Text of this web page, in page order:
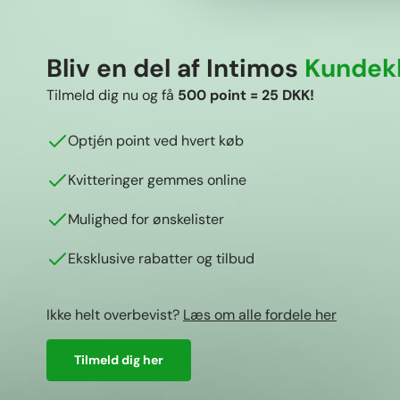
Bliv en del af Intimos
Tilmeld dig nu og få 500 point = 25 DKK!
Optjén point ved hvert køb
Kvitteringer gemmes online
Mulighed for ønskelister
Eksklusive rabatter og tilbud
Ikke helt overbevist? Læs om alle fordele her
Tilmeld dig her